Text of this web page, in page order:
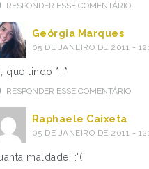
RESPONDER ESSE COMENTÁRIO
Geórgia Marques
05 DE JANEIRO DE 2011 -
que lindo *-*
RESPONDER ESSE COMENTÁRIO
Raphaele Caixeta
05 DE JANEIRO DE 2011 -
maldade! :'(